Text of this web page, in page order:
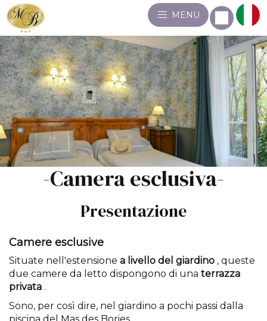
MENU
-Camera esclusiva-
Presentazione
Camere esclusive
Situate nell'estensione a livello del giardino , queste
due camere da letto dispongono di una terrazza
privata .
Sono, per così dire, nel giardino a pochi passi dalla